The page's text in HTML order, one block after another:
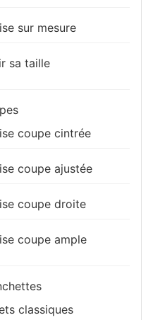
sur mesure
sa taille
coupe cintrée
coupe ajustée
coupe droite
coupe ample
classiques